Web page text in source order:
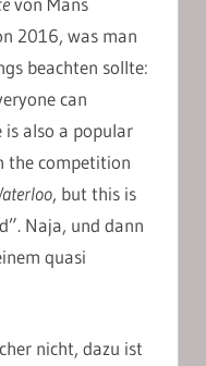
2016, was man
beachten sollte:
can
is also a popular
the competition
, but this is
Naja, und dann
quasi
nicht, dazu ist